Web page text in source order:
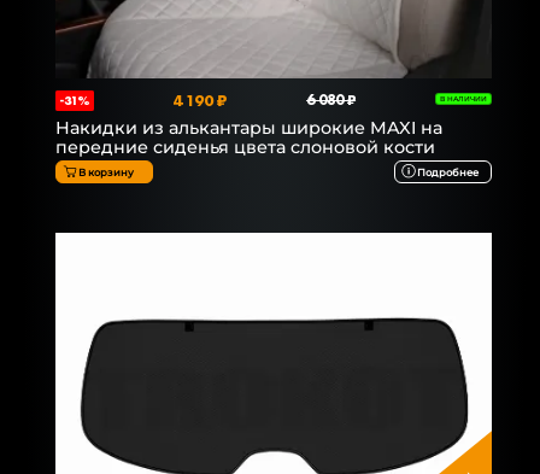
-31% 4 190 ₽ 6 080 ₽ В НАЛИЧИИ
Накидки из алькантары широкие MAXI на
передние сиденья цвета слоновой кости
В корзину Подробнее